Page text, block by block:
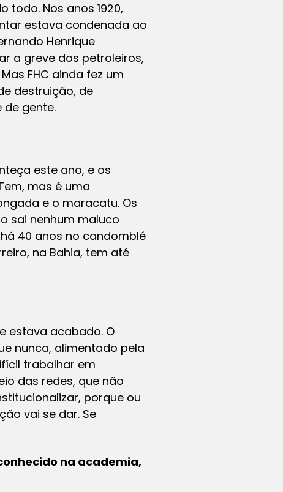
Nos anos 1920,
estava condenada ao
Henrique
a greve dos petroleiros,
FHC ainda fez um
destruição, de
de gente.
este ano, e os
mas é uma
e o maracatu. Os
sai nenhum maluco
40 anos no candomblé
na Bahia, tem até
estava acabado. O
nunca, alimentado pela
trabalhar em
das redes, que não
porque ou
vai se dar. Se
na academia,